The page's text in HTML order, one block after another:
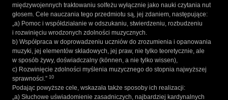
międzywojennych traktowaniu solfeżu wyłącznie jako nauki czytania nut
głosem. Cele nauczania tego przedmiotu są, jej zdaniem, następujące:
„a) Pomoc i współdziałanie w odszukaniu, stwierdzeniu, rozbudzeniu
i rozwinięciu wrodzonych zdolności muzycznych.
b) Współpraca w doprowadzeniu uczniów do zrozumienia i opanowania
muzyki, jej elementów składowych, jej praw, nie tylko teoretycznie, ale
w sposób żywy, doświadczalny (können, a nie tylko wissen),
c) Rozwinięcie zdolności myślenia muzycznego do stopnia najwyższej
sprawności.” 10
Podając powyższe cele, wskazała także sposoby ich realizacji:
„a) Słuchowe uświadomienie zasadniczych, najbardziej kardynalnych